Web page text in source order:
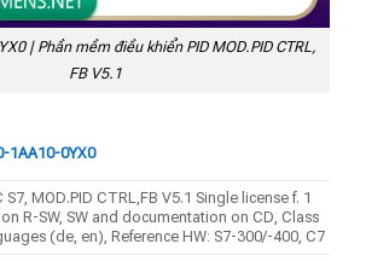
| Phần mềm điều khiển PID MOD.PID CTRL,
FB V5.1
1AA10-0YX0
S7, MOD.PID CTRL,FB V5.1 Single license f. 1
R-SW, SW and documentation on CD, Class
(de, en), Reference HW: S7-300/-400, C7